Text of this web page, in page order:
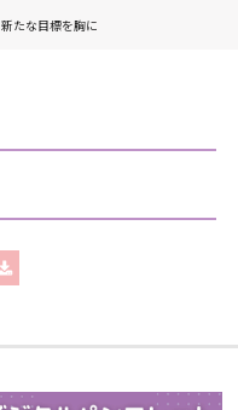
新たな目標を胸に